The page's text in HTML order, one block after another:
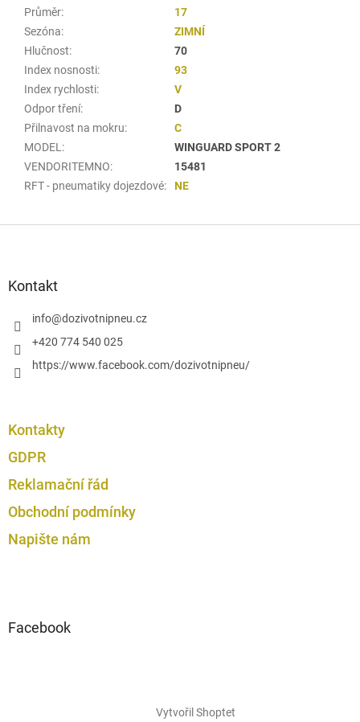
Průměr:
17
Sezóna:
ZIMNÍ
Hlučnost:
70
Index nosnosti:
93
Index rychlosti:
V
Odpor tření:
D
Přilnavost na mokru:
C
MODEL :
WINGUARD SPORT 2
VENDORITEMNO:
15481
RFT - pneumatiky dojezdové: NE
Kontakt
info@dozivotnipneu.cz
+420 774 540 025
https://www.facebook.com/dozivotnipneu/
Kontakty
GDPR
Reklamační řád
Obchodní podmínky
Napište nám
Facebook
Vytvořil Shoptet